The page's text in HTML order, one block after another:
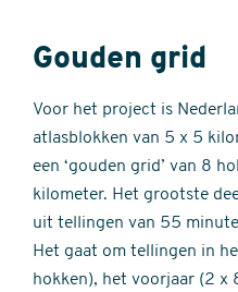
Gouden grid
Voor het project is
atlasblokken van 5 x 5
een ‘gouden grid’ van 8
kilometer. Het grootste
uit tellingen van 55
Het gaat om tellingen in
hokken), het voorjaar (2 x